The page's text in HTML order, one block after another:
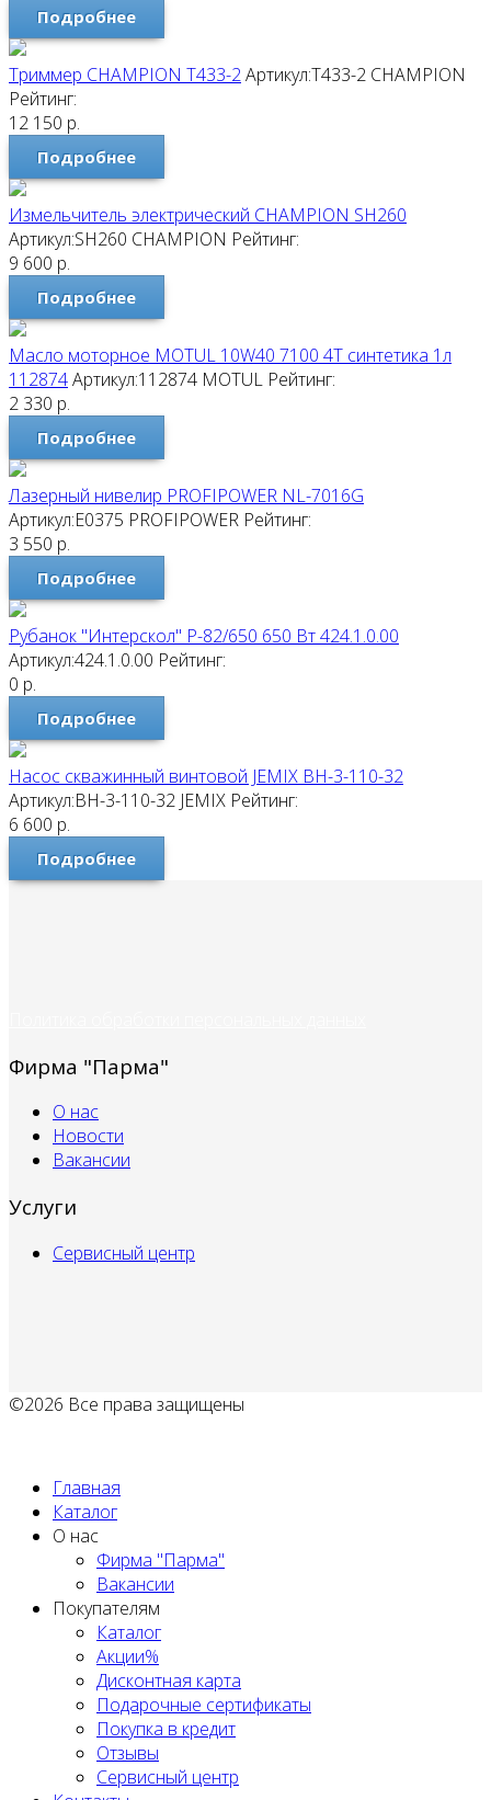
Подробнее
Триммер CHAMPION T433-2Артикул:T433-2 CHAMPION
Рейтинг:
12 150 р.
Подробнее
Измельчитель электрический CHAMPION SH260
Артикул:SH260 CHAMPION Рейтинг:
9 600 р.
Подробнее
Масло моторное MOTUL 10W40 7100 4T синтетика 1л
112874Артикул:112874 MOTUL Рейтинг:
2 330 р.
Подробнее
Лазерный нивелир PROFIPOWER NL-7016G
Артикул:E0375 PROFIPOWER Рейтинг:
3 550 р.
Подробнее
Рубанок "Интерскол" Р-82/650 650 Вт 424.1.0.00
Артикул:424.1.0.00 Рейтинг:
0 р.
Подробнее
Насос скважинный винтовой JEMIX ВН-3-110-32
Артикул:ВН-3-110-32 JEMIX Рейтинг:
6 600 р.
Подробнее
Фирма "Парма"
О нас
Новости
Вакансии
Услуги
Сервисный центр
©2026 Все права защищены
Главная
Каталог
О нас
Фирма "Парма"
Вакансии
Покупателям
Каталог
Акции%
Дисконтная карта
Подарочные сертификаты
Покупка в кредит
Отзывы
Сервисный центр